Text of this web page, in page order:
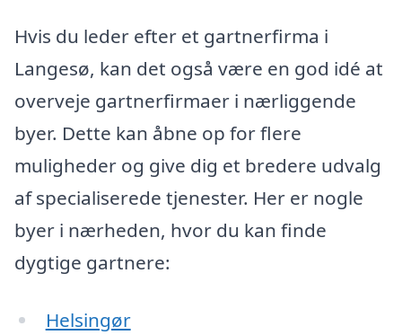
Hvis du leder efter et gartnerfirma i
Langesø, kan det også være en god idé at
overveje gartnerfirmaer i nærliggende
byer. Dette kan åbne op for flere
muligheder og give dig et bredere udvalg
af specialiserede tjenester. Her er nogle
byer i nærheden, hvor du kan finde
dygtige gartnere:
Helsingør